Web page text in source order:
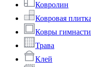
Ковролин
Ковровая плитка
Ковры
Трава
Клей